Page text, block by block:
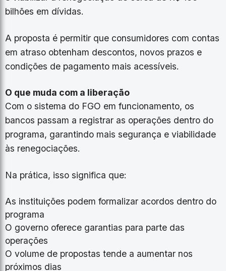
bilhões em dívidas.
A proposta é permitir que consumidores com contas
em atraso obtenham descontos, novos prazos e
condições de pagamento mais acessíveis.
O que muda com a liberação
Com o sistema do FGO em funcionamento, os
bancos passam a registrar as operações dentro do
programa, garantindo mais segurança e viabilidade
às renegociações.
Na prática, isso significa que:
As instituições podem formalizar acordos dentro do
programa
O governo oferece garantias para parte das
operações
O volume de propostas tende a aumentar nos
próximos dias